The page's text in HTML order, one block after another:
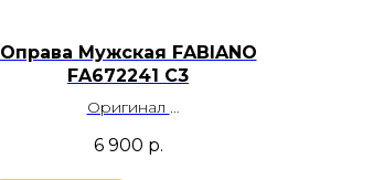
Оправа Мужская FABIANO
FA672241 С3
Оригинал
Цвет: Черепаховый
6 900 р.